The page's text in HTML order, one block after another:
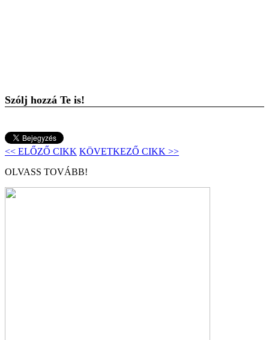
Szólj hozzá Te is!
<< ELŐZŐ CIKK KÖVETKEZŐ CIKK >>
OLVASS TOVÁBB!